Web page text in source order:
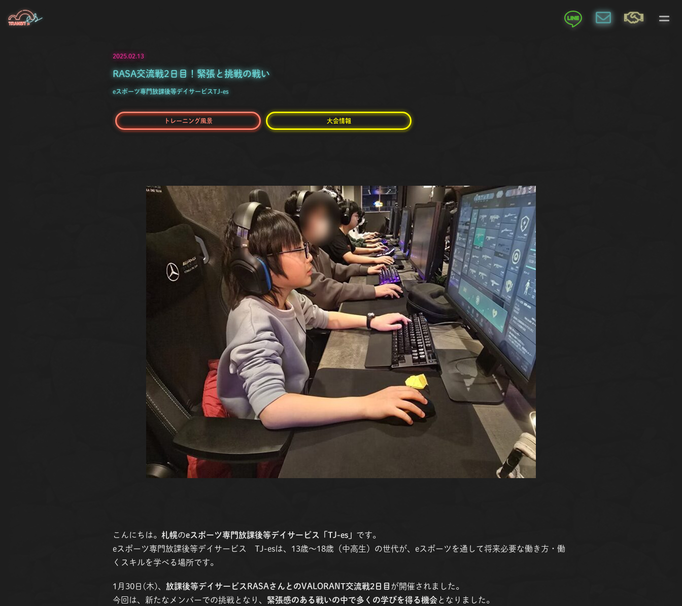
2025.02.13
RASA交流戦2日目！緊張と挑戦の戦い
eスポーツ専門放課後等デイサービスTJ-es
トレーニング風景 大会情報
こんにちは。 札幌のeスポーツ専門放課後等デイサービス「TJ-es」 です。
eスポーツ専門放課後等デイサービス TJ-esは、13歳〜18歳（中高生）の世代が、eスポーツを通して将来必要な働き方・働
くスキルを学べる場所です。
1月30日(木)、 放課後等デイサービスRASAさんとのVALORANT交流戦2日目 が開催されました。
今回は、新たなメンバーでの挑戦となり、 緊張感のある戦いの中で多くの学びを得る機会となりました。